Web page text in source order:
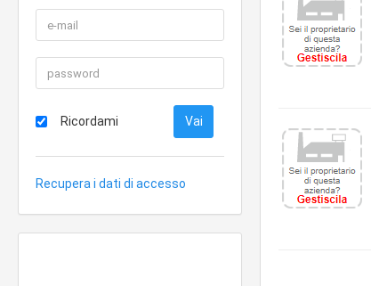
Ricordami
Recupera i dati di accesso